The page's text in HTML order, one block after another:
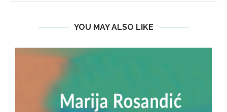
YOU MAY ALSO LIKE